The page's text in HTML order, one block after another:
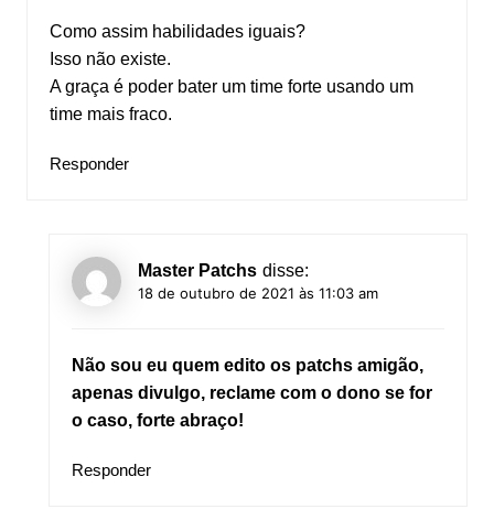
Como assim habilidades iguais?
Isso não existe.
A graça é poder bater um time forte usando um
time mais fraco.
Responder
Master Patchs disse:
18 de outubro de 2021 às 11:03 am
Não sou eu quem edito os patchs amigão,
apenas divulgo, reclame com o dono se for
o caso, forte abraço!
Responder